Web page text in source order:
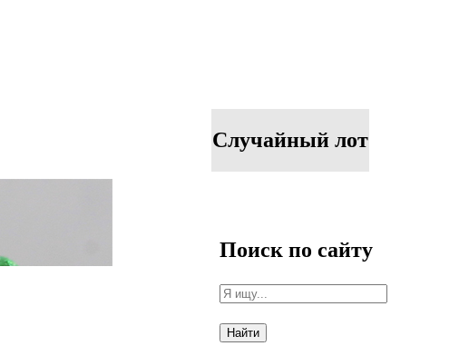
Случайный лот
Поиск по сайту